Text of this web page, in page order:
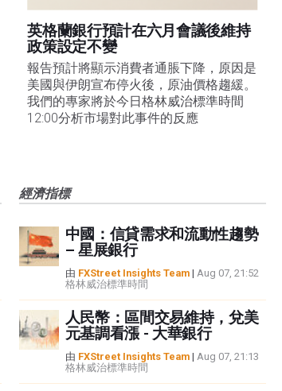
英格蘭銀行預計在六月會議後維持
政策設定不變
報告預計將顯示消費者通脹下降，原因是
美國與伊朗宣布停火後，原油價格趨緩。
我們的專家將於今日格林威治標準時間
12:00分析市場對此事件的反應
經濟指標
中國：信貸需求和流動性趨勢
– 星展銀行
由 FXStreet Insights Team| Aug 07, 21:52
格林威治標準時間
人民幣：區間交易維持，兌美
元基調看漲 - 大華銀行
由 FXStreet Insights Team| Aug 07, 21:13
格林威治標準時間